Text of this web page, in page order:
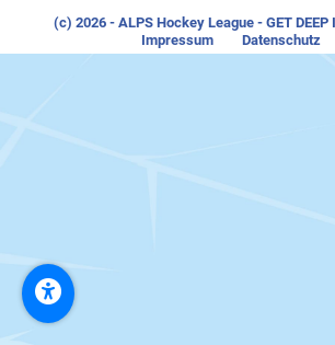
(c) 2026 - ALPS Hockey League - GET DEEP
Impressum
Datenschutz